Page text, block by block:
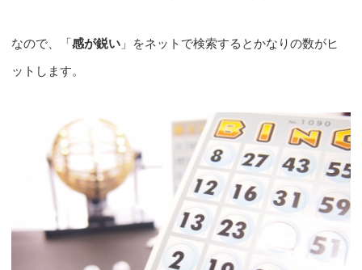
なので、「感が鋭い 」をネットで検索するとかなりの数がヒ
ットします。